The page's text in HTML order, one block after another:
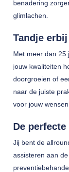
benadering
glimlachen.
Tandje
Met meer dan 25
jouw kwaliteiten
doorgroeien of
naar de juiste
voor jouw wensen.
De
Jij bent de
assisteren aan